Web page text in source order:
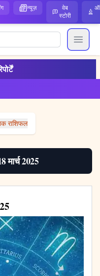
न्यूज़
वेब
स्टोरी
Open
राशिफल
2025